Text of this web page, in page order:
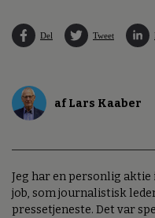
Del Tweet
af Lars Kaaber
Jeg har en personlig
job, som journalistisk
pressetjeneste. Det var